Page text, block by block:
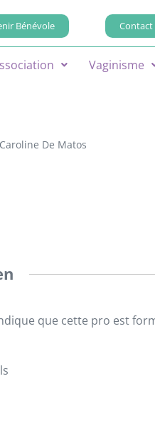
Bénévole Contact
Vaginisme
Caroline De Matos
que cette pro est